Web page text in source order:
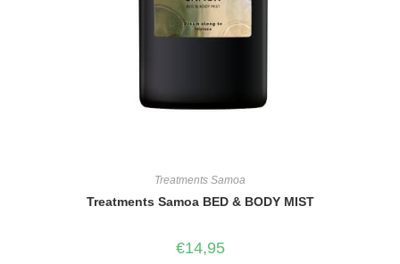
Treatments Samoa
Treatments Samoa BED & BODY MIST
€14,95